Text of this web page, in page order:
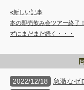
«新しい記事
本の即売飲み会ツアー終了
ずにまだまだ続く・・・
2022/12/18
急激なゼ